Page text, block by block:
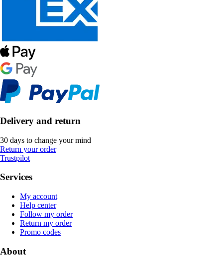
Delivery and return
30 days to change your mind
Return your order
Trustpilot
Services
My account
Help center
Follow my order
Return my order
Promo codes
About